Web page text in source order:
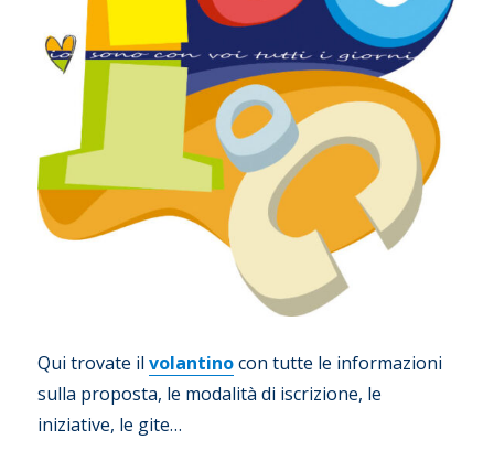
Qui trovate ilvolantinocon tutte le informazioni
sulla proposta, le modalità di iscrizione, le
iniziative, le gite…